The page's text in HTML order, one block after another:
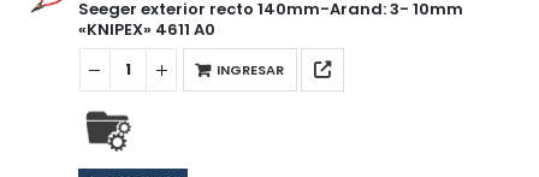
Seeger exterior recto 140mm-Arand: 3- 10mm
«KNIPEX» 4611 A0
INGRESAR